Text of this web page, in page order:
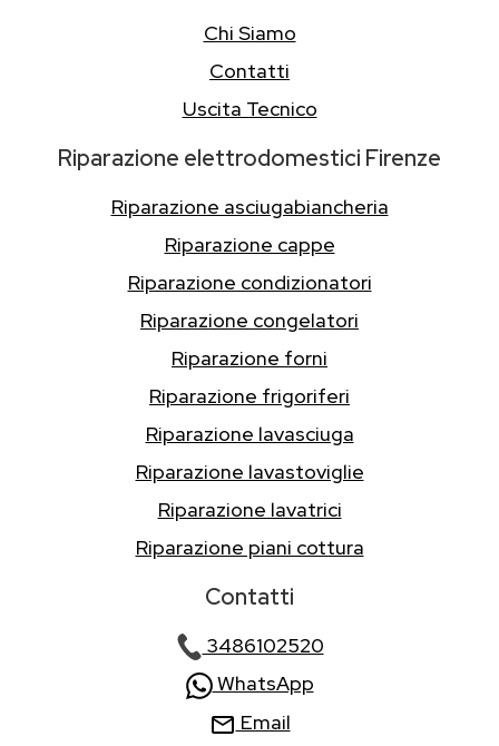
Chi Siamo
Contatti
Uscita Tecnico
Riparazione elettrodomestici Firenze
Riparazione asciugabiancheria
Riparazione cappe
Riparazione condizionatori
Riparazione congelatori
Riparazione forni
Riparazione frigoriferi
Riparazione lavasciuga
Riparazione lavastoviglie
Riparazione lavatrici
Riparazione piani cottura
Contatti
3486102520
WhatsApp
Email